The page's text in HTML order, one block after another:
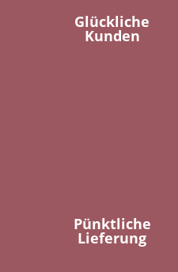
Glückliche
Kunden
Pünktliche
Lieferung